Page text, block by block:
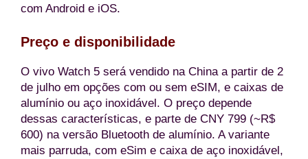
com Android e iOS.
Preço e disponibilidade
O vivo Watch 5 será vendido na China a partir de 2
de julho em opções com ou sem eSIM, e caixas de
alumínio ou aço inoxidável. O preço depende
dessas características, e parte de CNY 799 (~R$
600) na versão Bluetooth de alumínio. A variante
mais parruda, com eSim e caixa de aço inoxidável,